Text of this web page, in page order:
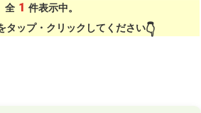
全 1 件表示中。
タップ・クリックしてください